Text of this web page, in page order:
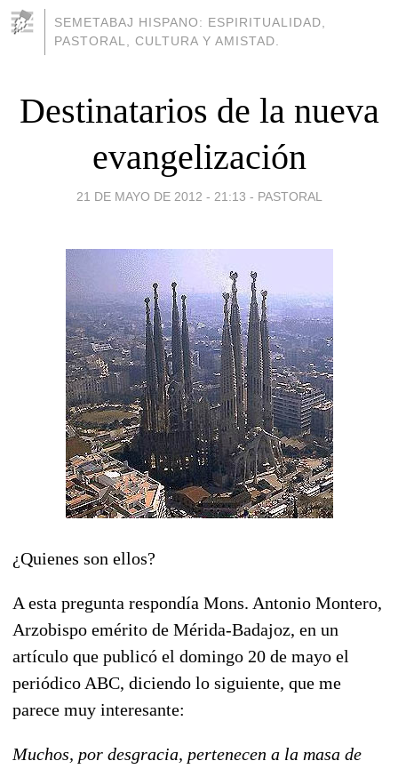
SEMETABAJ HISPANO: ESPIRITUALIDAD,
PASTORAL, CULTURA Y AMISTAD.
Destinatarios de la nueva
evangelización
21 DE MAYO DE 2012 - 21:13 - PASTORAL
¿Quienes son ellos?
A esta pregunta respondía Mons. Antonio Montero,
Arzobispo emérito de Mérida-Badajoz, en un
artículo que publicó el domingo 20 de mayo el
periódico ABC, diciendo lo siguiente, que me
parece muy interesante:
Muchos, por desgracia, pertenecen a la masa de